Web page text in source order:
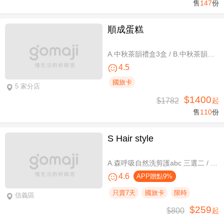
售147份
5 家分店
順成蛋糕
4.5
國旅卡
$1782 $1400起
售110份
信義區
S Hair style
4.6 APP贈點9%
只賣7天 國旅卡 限時
$800 $259起